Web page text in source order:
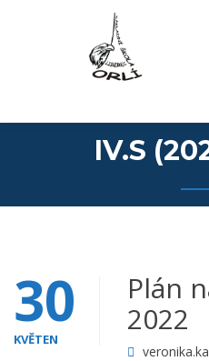
IV.S
30
KVĚTEN
Plán
2022